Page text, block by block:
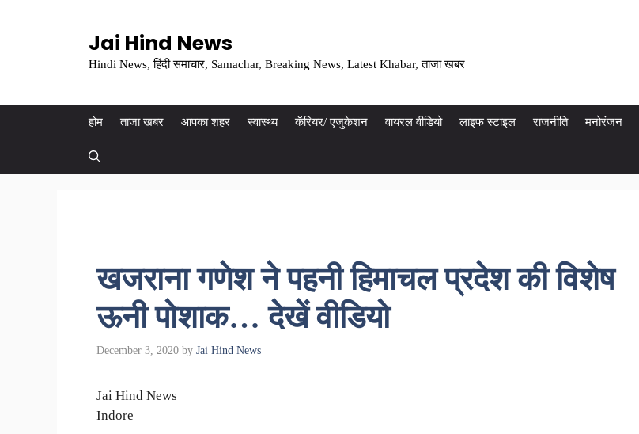
Jai Hind News
Hindi News, हिंदी समाचार, Samachar, Breaking News, Latest Khabar, ताजा खबर
होम ताजा खबर आपका शहर स्वास्थ्य कॅरियर/ एजुकेशन वायरल वीडियो लाइफ स्टाइल राजनीति मनोरंजन
खजराना गणेश ने पहनी हिमाचल प्रदेश की विशेष
ऊनी पोशाक… देखें वीडियो
December 3, 2020 by Jai Hind News
Jai Hind News
Indore